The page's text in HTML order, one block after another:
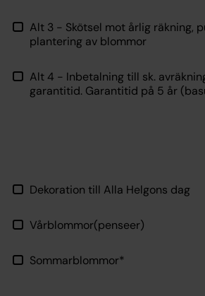
Alt 3 - Skötsel mot årlig räkning,
plantering av blommor
Alt 4 - Inbetalning till sk.
garantitid. Garantitid på 5 år
Dekoration till Alla Helgons dag
Vårblommor(penseer)
Sommarblommor*